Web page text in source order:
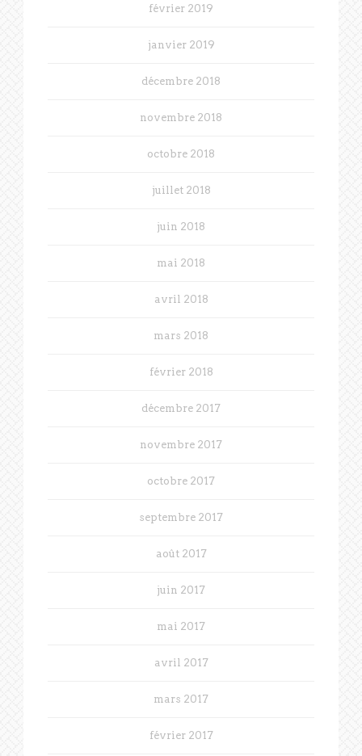
février 2019
janvier 2019
décembre 2018
novembre 2018
octobre 2018
juillet 2018
juin 2018
mai 2018
avril 2018
mars 2018
février 2018
décembre 2017
novembre 2017
octobre 2017
septembre 2017
août 2017
juin 2017
mai 2017
avril 2017
mars 2017
février 2017